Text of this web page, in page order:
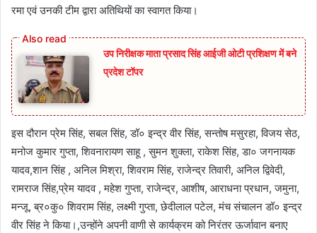
रमा एवं उनकी टीम द्वारा अतिथियों का स्वागत किया।
उप निरीक्षक माता प्रसाद सिंह आईजी ओटी प्रशिक्षण में बने
प्रदेश टॉपर
इस दौरान प्रेम सिंह, सबल सिंह, डॉ० इन्द्र वीर सिंह, सन्तोष मसुरहा, विजय सेठ,
मनोज कुमार गुप्ता, शिवनारायण साहू , सुमन शुक्ला, राकेश सिंह, डा० जगनायक
यादव,शान सिंह , अनिल मिश्रा, शिवराम सिंह, राजेन्द्र तिवारी, अनिल द्विवेदी,
रामराज सिंह,प्रेम यादव , महेश गुप्ता, राजेन्द्र, आशीष, आराधना प्रधान, जमुना,
मन्जू, ब्र०कु० शिवराम सिंह, लक्ष्मी गुप्ता, छेदीलाल पटेल, मंच संचालन डॉ० इन्द्र
वीर सिंह ने किया।,उन्होंने अपनी वाणी से कार्यक्रम को निरंतर ऊर्जावान बनाए